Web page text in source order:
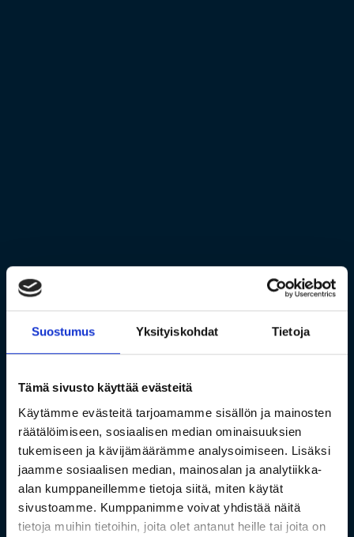
Suostumus Yksityiskohdat Tietoja
Tämä sivusto käyttää evästeitä
Käytämme evästeitä tarjoamamme sisällön ja mainosten
räätälöimiseen, sosiaalisen median ominaisuuksien
tukemiseen ja kävijämäärämme analysoimiseen. Lisäksi
jaamme sosiaalisen median, mainosalan ja analytiikka-
alan kumppaneillemme tietoja siitä, miten käytät
sivustoamme. Kumppanimme voivat yhdistää näitä
tietoja muihin tietoihin, joita olet antanut heille tai joita on